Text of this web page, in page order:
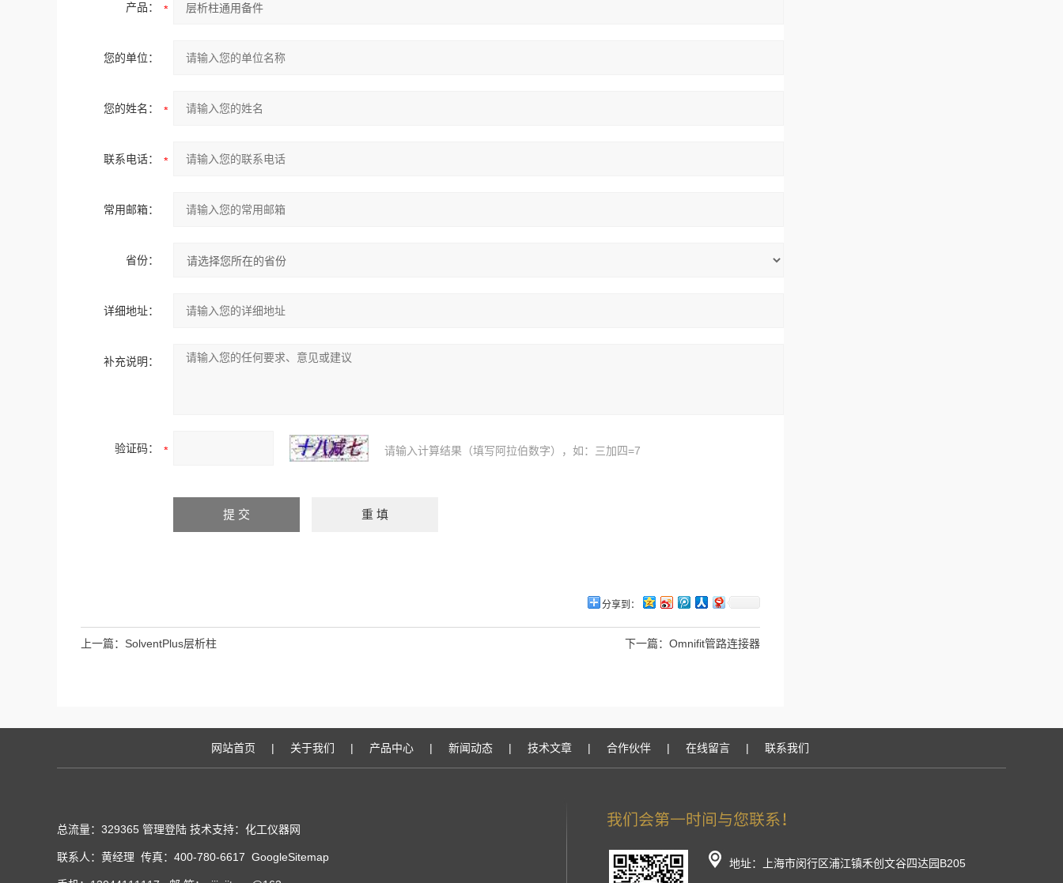
产品：
您的单位：
您的姓名：
联系电话：
常用邮箱：
省份：
详细地址：
补充说明：
验证码： 请输入计算结果（填写阿拉伯数字），如：三加四=7
分享到：
上一篇： SolventPlus层析柱 下一篇： Omnifit管路连接器
网站首页 | 关于我们 | 产品中心 | 新闻动态 | 技术文章 | 合作伙伴 | 在线留言 | 联系我们
总流量：329365 管理登陆 技术支持：化工仪器网
联系人：黄经理 传真：400-780-6617 GoogleSitemap 地址：上海市闵行区浦江镇禾创文谷四达园B205